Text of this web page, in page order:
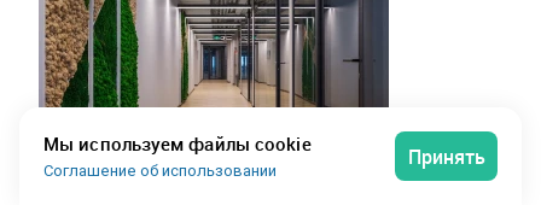
Сервисный
Мы используем файлы cookie
Соглашение об использовании
Принять